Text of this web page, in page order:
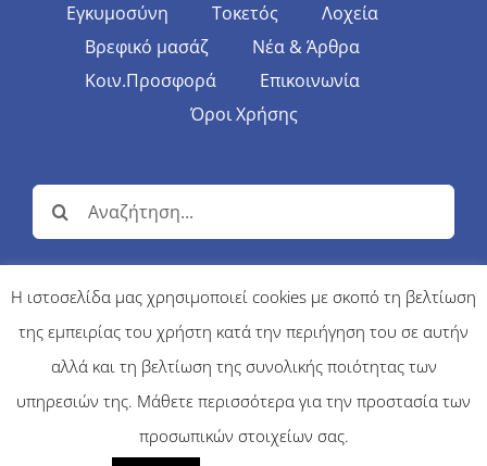
Εγκυμοσύνη
Τοκετός
Λοχεία
Βρεφικό μασάζ
Νέα & Άρθρα
Κοιν.Προσφορά
Επικοινωνία
Όροι Χρήσης
Αναζήτηση
για:
© Copyright 2017 | MAMAMNIO - Κέντρο Περιγεννητικής
Φροντίδας | All Rights Reserved |κατασκευή ιστοσελίδων firebit
Η ιστοσελίδα μας χρησιμοποιεί cookies με σκοπό τη βελτίωση
της εμπειρίας του χρήστη κατά την περιήγηση του σε αυτήν
αλλά και τη βελτίωση της συνολικής ποιότητας των
υπηρεσιών της. Μάθετε περισσότερα για την προστασία των
προσωπικών στοιχείων σας.